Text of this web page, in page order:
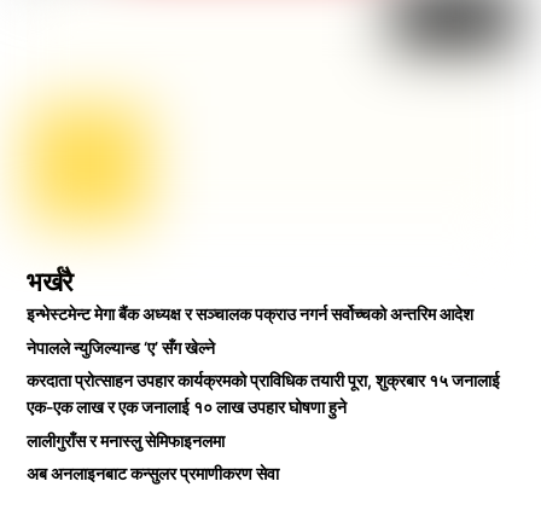
भर्खरै
इन्भेस्टमेन्ट मेगा बैंक अध्यक्ष र सञ्चालक पक्राउ नगर्न सर्वोच्चको अन्तरिम आदेश
नेपालले न्युजिल्यान्ड ‘ए’ सँग खेल्ने
करदाता प्रोत्साहन उपहार कार्यक्रमको प्राविधिक तयारी पूरा, शुक्रबार १५ जनालाई
एक-एक लाख र एक जनालाई १० लाख उपहार घोषणा हुने
लालीगुराँस र मनास्लु सेमिफाइनलमा
अब अनलाइनबाट कन्सुलर प्रमाणीकरण सेवा